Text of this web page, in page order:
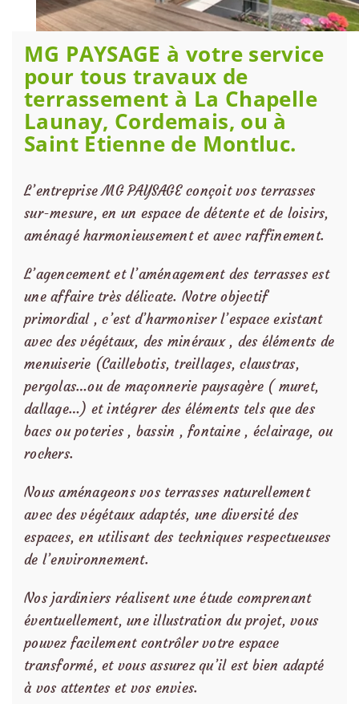
MG PAYSAGE à votre service
pour tous travaux de
terrassement à La Chapelle
Launay, Cordemais, ou à
Saint Etienne de Montluc.
L’entreprise MG PAYSAGE conçoit vos terrasses
sur-mesure, en un espace de détente et de loisirs,
aménagé harmonieusement et avec raffinement.
L’agencement et l’aménagement des terrasses est
une affaire très délicate. Notre objectif
primordial , c’est d’harmoniser l’espace existant
avec des végétaux, des minéraux , des éléments de
menuiserie (Caillebotis, treillages, claustras,
pergolas…ou de maçonnerie paysagère ( muret,
dallage…) et intégrer des éléments tels que des
bacs ou poteries , bassin , fontaine , éclairage, ou
rochers.
Nous aménageons vos terrasses naturellement
avec des végétaux adaptés, une diversité des
espaces, en utilisant des techniques respectueuses
de l’environnement.
Nos jardiniers réalisent une étude comprenant
éventuellement, une illustration du projet, vous
pouvez facilement contrôler votre espace
transformé, et vous assurez qu’il est bien adapté
à vos attentes et vos envies.